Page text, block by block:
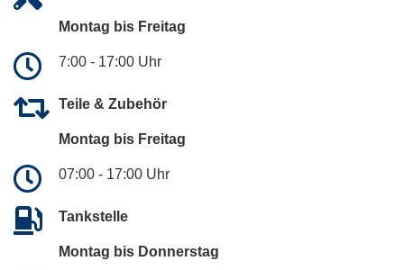
Montag bis Freitag
7:00 - 17:00 Uhr
Teile & Zubehör
Montag bis Freitag
07:00 - 17:00 Uhr
Tankstelle
Montag bis Donnerstag